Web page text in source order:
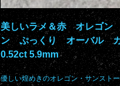
美しいラメ＆赤 オレゴン
ン ぷっくり オーバル
0.52ct 5.9mm
優しい煌めきのオレゴン・サンストー